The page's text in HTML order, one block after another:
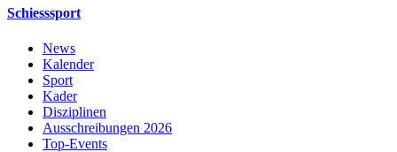
Schiesssport
News
Kalender
Sport
Kader
Disziplinen
Ausschreibungen 2026
Top-Events